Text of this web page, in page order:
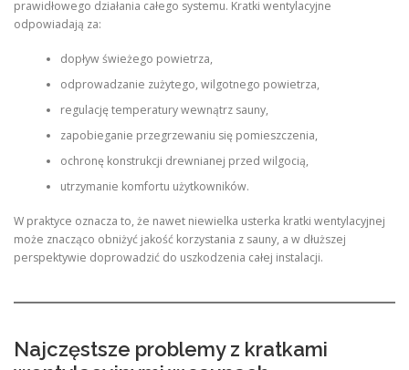
prawidłowego działania całego systemu. Kratki wentylacyjne
odpowiadają za:
dopływ świeżego powietrza,
odprowadzanie zużytego, wilgotnego powietrza,
regulację temperatury wewnątrz sauny,
zapobieganie przegrzewaniu się pomieszczenia,
ochronę konstrukcji drewnianej przed wilgocią,
utrzymanie komfortu użytkowników.
W praktyce oznacza to, że nawet niewielka usterka kratki wentylacyjnej
może znacząco obniżyć jakość korzystania z sauny, a w dłuższej
perspektywie doprowadzić do uszkodzenia całej instalacji.
Najczęstsze problemy z kratkami